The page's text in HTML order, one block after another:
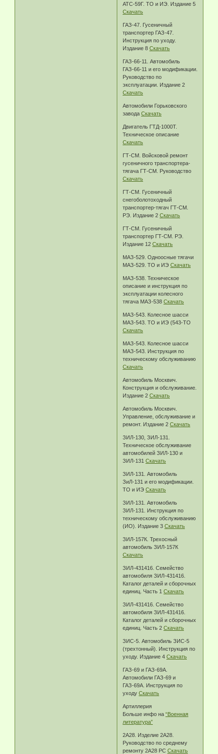
АТС-59Г. ТО и ИЭ. Издание 5
Скачать
ГАЗ-47. Гусеничный
транспортер ГАЗ-47.
Инструкция по уходу.
Издание 8Скачать
ГАЗ-66-11. Автомобиль
ГАЗ-66-11 и его модификации.
Руководство по
эксплуатации. Издание 2
Скачать
Автомобили Горьковского
заводаСкачать
Двигатель ГТД-1000Т.
Техническое описание
Скачать
ГТ-СМ. Войсковой ремонт
гусеничного транспортера-
тягача ГТ-СМ. Руководство
Скачать
ГТ-СМ. Гусеничный
снегоболотоходный
транспортер-тягач ГТ-СМ.
РЭ. Издание 2Скачать
ГТ-СМ. Гусеничный
транспортер ГТ-СМ. РЭ.
Издание 12Скачать
МАЗ-529. Одноосные тягачи
МАЗ-529. ТО и ИЭСкачать
МАЗ-538. Техническое
описание и инструкция по
эксплуатации колесного
тягача МАЗ-538Скачать
МАЗ-543. Колесное шасси
МАЗ-543. ТО и ИЭ (543-ТО
Скачать
МАЗ-543. Колесное шасси
МАЗ-543. Инструкция по
техническому обслуживанию
Скачать
Автомобиль Москвич.
Конструкция и обслуживание.
Издание 2Скачать
Автомобиль Москвич.
Управление, обслуживание и
ремонт. Издание 2Скачать
ЗИЛ-130, ЗИЛ-131.
Техническое обслуживание
автомобилей ЗИЛ-130 и
ЗИЛ-131Скачать
ЗИЛ-131. Автомобиль
ЗиЛ-131 и его модификации.
ТО и ИЭСкачать
ЗИЛ-131. Автомобиль
ЗИЛ-131. Инструкция по
техническому обслуживанию
(ИО). Издание 3Скачать
ЗИЛ-157К. Трехосный
автомобиль ЗИЛ-157К
Скачать
ЗИЛ-431416. Семейство
автомобиля ЗИЛ-431416.
Каталог деталей и сборочных
единиц. Часть 1Скачать
ЗИЛ-431416. Семейство
автомобиля ЗИЛ-431416.
Каталог деталей и сборочных
единиц. Часть 2Скачать
ЗИС-5. Автомобиль ЗИС-5
(трехтонный). Инструкция по
уходу. Издание 4Скачать
ГАЗ-69 и ГАЗ-69А.
Автомобили ГАЗ-69 и
ГАЗ-69А. Инструкция по
уходуСкачать
Артиллерия
Больше инфо на“Военная
литература”
2А28. Изделие 2А28.
Руководство по среднему
ремонту 2А28 РССкачать